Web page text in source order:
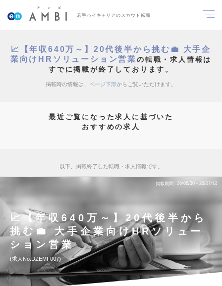
若手ハイキャリアのスカウト転職
📈【年収640万～】20代後半から挑む💼 大手企
業向けHRソリューション営業の転職・求人情報は
すでに掲載が終了しております。
掲載時の情報は、 ページ下部からご覧いただけます。
最近ご覧になった求人に基づいた
おすすめの求人
以下、掲載終了した転職・求人情報です。
掲載期間 26/06/30～26/07/13
📈【年収640万～】20代後半から
挑む💼 大手企業向けHRソリュー
ション営業
求人No.DZEMI-007